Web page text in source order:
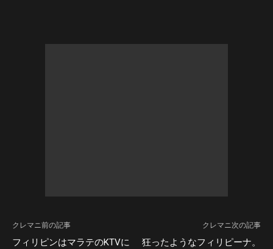
クレマニ前の記事
フィリピンはマラテのKTVに
クレマニ次の記事
狂ったようなフィリピーナ。